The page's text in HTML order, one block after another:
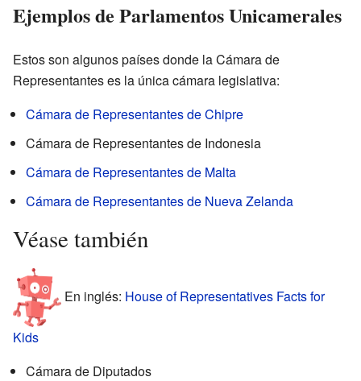
Ejemplos de Parlamentos Unicamerales
Estos son algunos países donde la Cámara de
Representantes es la única cámara legislativa:
Cámara de Representantes de Chipre
Cámara de Representantes de Indonesia
Cámara de Representantes de Malta
Cámara de Representantes de Nueva Zelanda
Véase también
En inglés: House of Representatives Facts for
Kids
Cámara de Diputados